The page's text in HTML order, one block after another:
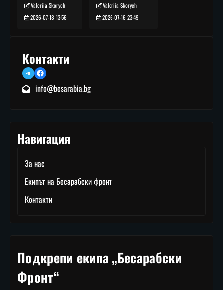
Valeriia Skorych
2026-07-18 13:56
Valeriia Skorych
2026-07-16 23:49
Контакти
TelegramFacebook
info@besarabia.bg
Навигация
За нас
Екипът на Бесарабски фронт
Контакти
Подкрепи екипа „Бесарабски
Фронт“